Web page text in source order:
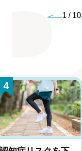
1 / 10
4